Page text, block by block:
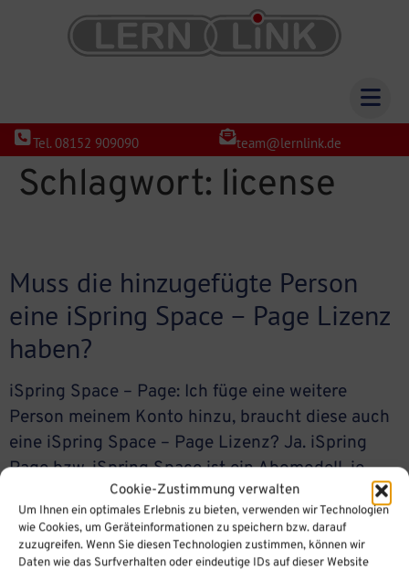
Cookie-Zustimmung verwalten
Um Ihnen ein optimales Erlebnis zu bieten, verwenden wir Technologien
wie Cookies, um Geräteinformationen zu speichern bzw. darauf
zuzugreifen. Wenn Sie diesen Technologien zustimmen, können wir
Daten wie das Surfverhalten oder eindeutige IDs auf dieser Website
Tel. 08152 909090 team@lernlink.de
Schlagwort: license
Muss die hinzugefügte Person
eine iSpring Space – Page Lizenz
haben?
iSpring Space – Page: Ich füge eine weitere
Person meinem Konto hinzu, braucht diese auch
eine iSpring Space – Page Lizenz? Ja. iSpring
Page bzw. iSpring Space ist ein Abomodell, je
nach dem für viele User gebucht, können Sie
Personen Ihrem Konto hinzufügen. Diesen
Personen schicken Sie einen speziellen